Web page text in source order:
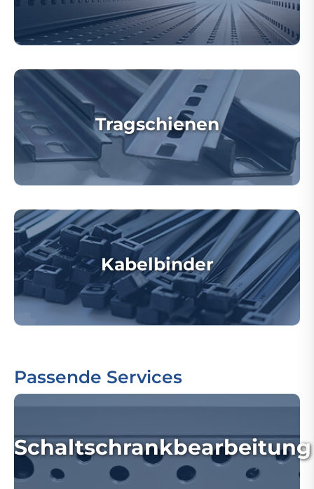
Tragschienen
Kabelbinder
Passende Services
Schaltschrankbearbeitung